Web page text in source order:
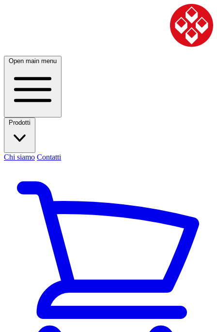
Open main menu
Prodotti
Chi siamo Contatti